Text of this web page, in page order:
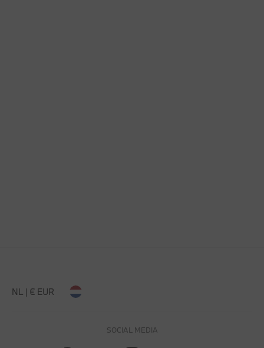
NL | € EUR
SOCIAL MEDIA